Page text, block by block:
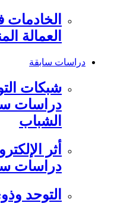
الخادمات
العمالة
دراسات سابقة
دراسات
الشباب
أثر
دراسات
التوحد